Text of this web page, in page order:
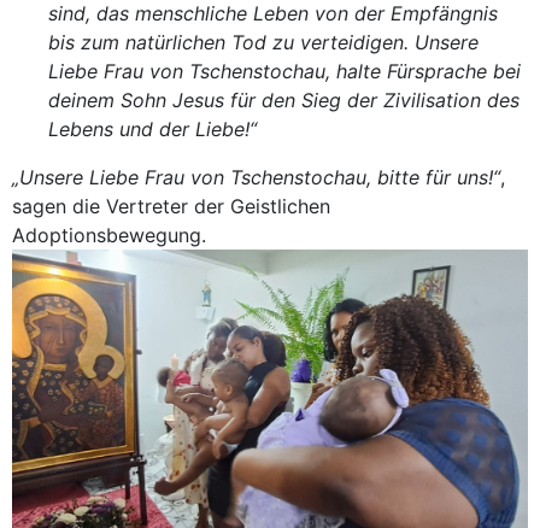
sind, das menschliche Leben von der Empfängnis
bis zum natürlichen Tod zu verteidigen. Unsere
Liebe Frau von Tschenstochau, halte Fürsprache bei
deinem Sohn Jesus für den Sieg der Zivilisation des
Lebens und der Liebe!“
„Unsere Liebe Frau von Tschenstochau, bitte für uns!“,
sagen die Vertreter der Geistlichen
Adoptionsbewegung.